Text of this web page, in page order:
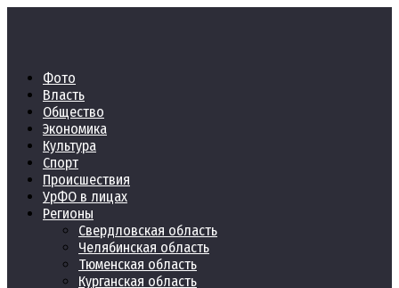
Фото
Власть
Общество
Экономика
Культура
Спорт
Происшествия
УрФО в лицах
Регионы
Свердловская область
Челябинская область
Тюменская область
Курганская область